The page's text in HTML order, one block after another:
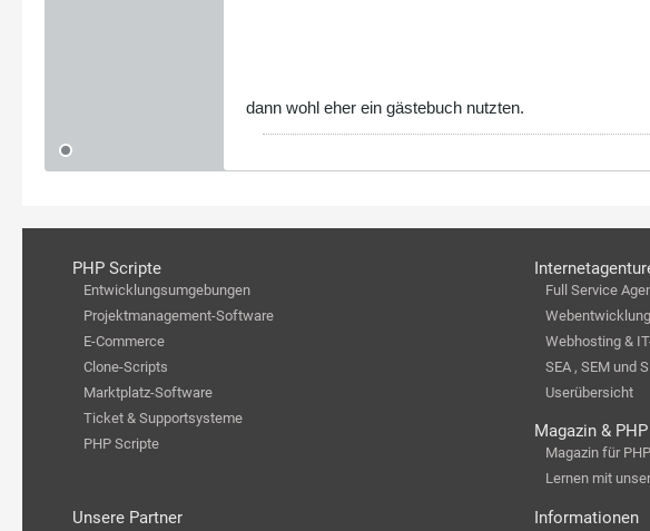
dann wohl eher ein gästebuch nutzten.
PHP Scripte
Entwicklungsumgebungen
Projektmanagement-Software
E-Commerce
Clone-Scripts
Marktplatz-Software
Ticket & Supportsysteme
PHP Scripte
Full Service
Webhosting &
SEA , SEM und
Userübersicht
Magazin &
Magazin für
Lernen mit
Unsere Partner Informationen